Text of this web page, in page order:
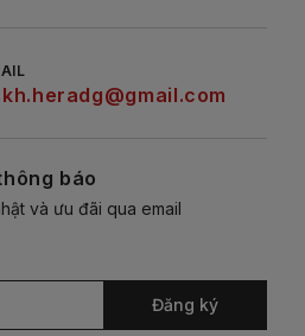
báo
và ưu đãi qua email
Đăng ký